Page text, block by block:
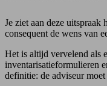
Je ziet aan deze
consequent de wens van
Het is altijd vervelend als
inventarisatieformulieren
definitie: de adviseur moet